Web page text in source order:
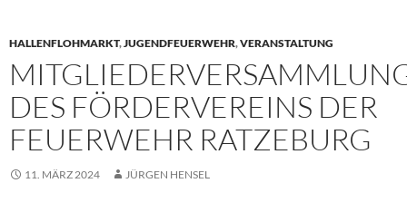
HALLENFLOHMARKT,JUGENDFEUERWEHR,VERANSTALTUNG
DES FÖRDERVEREINS DER
FEUERWEHR RATZEBURG
11. MÄRZ 2024 JÜRGEN HENSEL